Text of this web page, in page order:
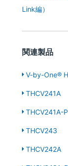
Link編）
関連製品
V-by-One®
THCV241A
THCV241A-P
THCV243
THCV242A